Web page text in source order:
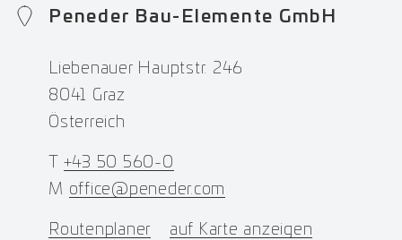
Peneder Bau-Elemente GmbH
Liebenauer Hauptstr. 246
8041 Graz
Österreich
+43 50 560-0
M office@peneder.com
Routenplaner auf Karte anzeigen